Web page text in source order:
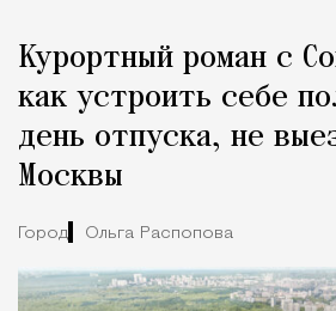
Курортный роман с
как устроить себе
день отпуска, не
Москвы
Город Ольга Распопова